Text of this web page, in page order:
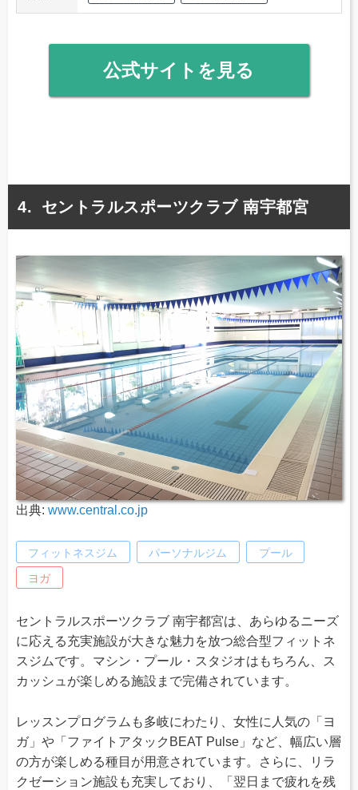
公式サイトを見る
セントラルスポーツクラブ 南宇都宮
出典: www.central.co.jp
フィットネスジム パーソナルジム プール
ヨガ
セントラルスポーツクラブ 南宇都宮は、あらゆるニーズ
に応える充実施設が大きな魅力を放つ総合型フィットネ
スジムです。マシン・プール・スタジオはもちろん、ス
カッシュが楽しめる施設まで完備されています。
レッスンプログラムも多岐にわたり、女性に人気の「ヨ
ガ」や「ファイトアタックBEAT Pulse」など、幅広い層
の方が楽しめる種目が用意されています。さらに、リラ
クゼーション施設も充実しており、「翌日まで疲れを残